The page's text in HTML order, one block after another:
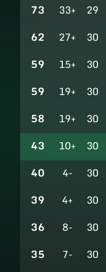
29
+33
73
30
+27
62
30
+15
59
30
+19
59
30
+19
58
30
+10
43
30
-4
40
30
+4
39
30
-8
36
30
-7
35